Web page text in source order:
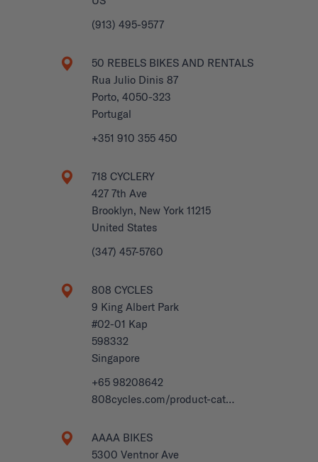
(913) 495-9577
50 REBELS BIKES AND RENTALS
Rua Julio Dinis 87
Porto, 4050-323
Portugal
+351 910 355 450
718 CYCLERY
427 7th Ave
Brooklyn, New York 11215
United States
(347) 457-5760
808 CYCLES
9 King Albert Park
#02-01 Kap
598332
Singapore
+65 98208642
808cycles.com/product-cat…
AAAA BIKES
5300 Ventnor Ave